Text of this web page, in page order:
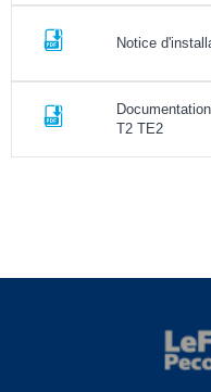
Notice
T2 TE2